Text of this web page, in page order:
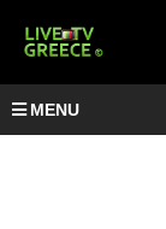
MENU